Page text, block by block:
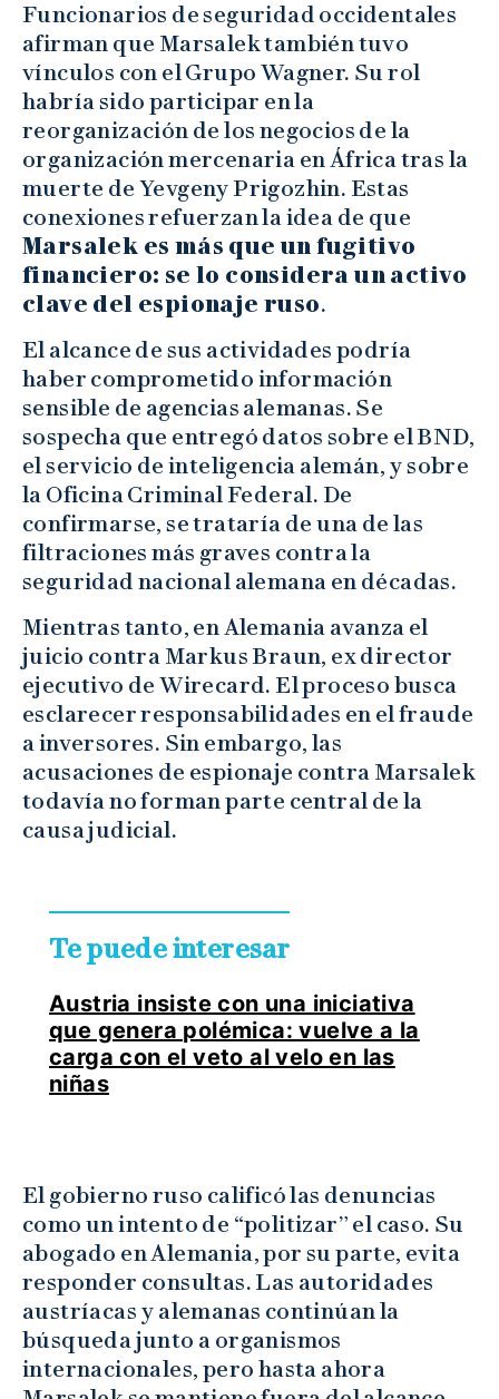
Funcionarios de seguridad occidentales
afirman que Marsalek también tuvo
vínculos con el Grupo Wagner. Su rol
habría sido participar en la
reorganización de los negocios de la
organización mercenaria en África tras la
muerte de Yevgeny Prigozhin. Estas
conexiones refuerzan la idea de que
Marsalek es más que un fugitivo
financiero: se lo considera un activo
clave del espionaje ruso.
El alcance de sus actividades podría
haber comprometido información
sensible de agencias alemanas. Se
sospecha que entregó datos sobre el BND,
el servicio de inteligencia alemán, y sobre
la Oficina Criminal Federal. De
confirmarse, se trataría de una de las
filtraciones más graves contra la
seguridad nacional alemana en décadas.
Mientras tanto, en Alemania avanza el
juicio contra Markus Braun, ex director
ejecutivo de Wirecard. El proceso busca
esclarecer responsabilidades en el fraude
a inversores. Sin embargo, las
acusaciones de espionaje contra Marsalek
todavía no forman parte central de la
causa judicial.
Te puede interesar
Austria insiste con una iniciativa
que genera polémica: vuelve a la
carga con el veto al velo en las
niñas
El gobierno ruso calificó las denuncias
como un intento de “politizar” el caso. Su
abogado en Alemania, por su parte, evita
responder consultas. Las autoridades
austríacas y alemanas continúan la
búsqueda junto a organismos
internacionales, pero hasta ahora